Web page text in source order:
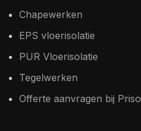
Chapewerken
EPS vloerisolatie
PUR Vloerisolatie
Tegelwerken
Offerte aanvragen bij Priso